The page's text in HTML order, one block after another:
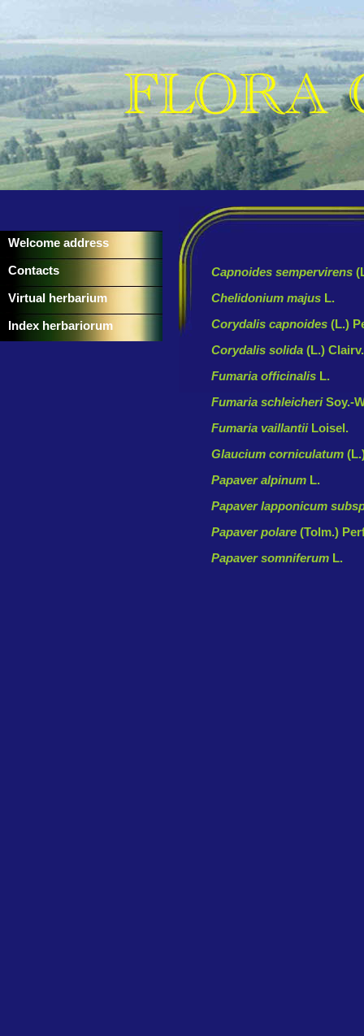
Welcome address
Contacts
Virtual herbarium
Index herbariorum
Capnoides sempervirens
Chelidonium majus L.
Corydalis capnoides (L.)
Corydalis solida (L.) Clairv.
Fumaria officinalis L.
Fumaria schleicheriSoy.-
Fumaria vaillantii Loisel.
Glaucium corniculatum
Papaver alpinum L.
Papaver lapponicum
Papaver polare (Tolm.)
Papaver somniferum L.